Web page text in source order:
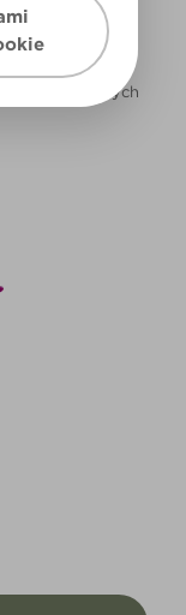
kolory
dostępnych